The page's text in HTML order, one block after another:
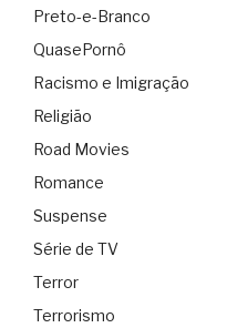
Preto-e-Branco
QuasePornô
Racismo e Imigração
Religião
Road Movies
Romance
Suspense
Série de TV
Terror
Terrorismo